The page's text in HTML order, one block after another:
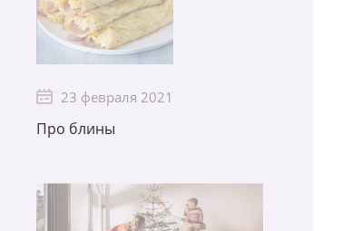
23 февраля 2021
Про блины